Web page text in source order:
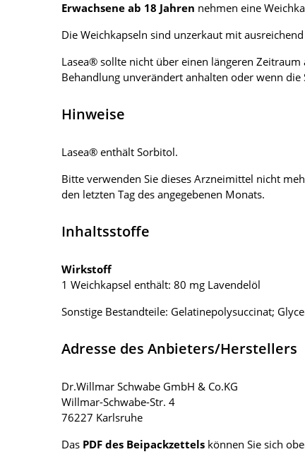
Erwachsene ab 18 Jahren nehmen eine
Die Weichkapseln sind unzerkaut mit
Lasea® sollte nicht über einen längeren
Behandlung unverändert anhalten oder wenn
Hinweise
Lasea® enthält Sorbitol.
Bitte verwenden Sie dieses Arzneimittel nicht
den letzten Tag des angegebenen Monats.
Inhaltsstoffe
Wirkstoff
1 Weichkapsel enthält: 80 mg Lavendelöl
Sonstige Bestandteile: Gelatinepolysuccinat;
Adresse des Anbieters/Herstellers
Dr.Willmar Schwabe GmbH & Co.KG
Willmar-Schwabe-Str. 4
76227 Karlsruhe
Das PDF des Beipackzettels können Sie sich